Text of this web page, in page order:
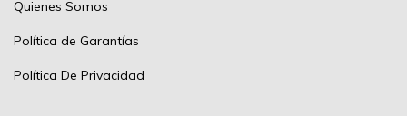
Quienes Somos
Política de Garantías
Política De Privacidad